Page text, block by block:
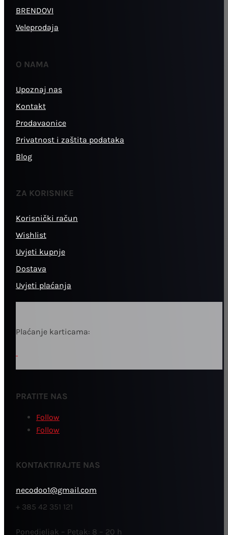
BRENDOVI
Veleprodaja
O NAMA
Upoznaj nas
Kontakt
Prodavaonice
Privatnost i zaštita podataka
Blog
ZA KORISNIKE
Korisnički račun
Wishlist
Uvjeti kupnje
Dostava
Uvjeti plaćanja
Plaćanje karticama:
PRATITE NAS
Follow
Follow
KONTAKTIRAJTE NAS
necodoo1@gmail.com
+ 385 42 351 121
Ponedjeljak – Petak: 8 – 20 h